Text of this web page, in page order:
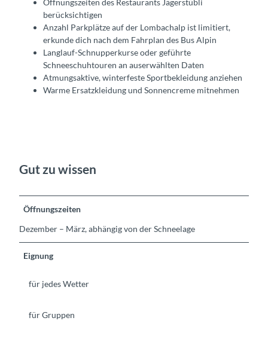
Öffnungszeiten des Restaurants Jägerstübli
berücksichtigen
Anzahl Parkplätze auf der Lombachalp ist limitiert,
erkunde dich nach dem Fahrplan des Bus Alpin
Langlauf-Schnupperkurse oder geführte
Schneeschuhtouren an auserwählten Daten
Atmungsaktive, winterfeste Sportbekleidung anziehen
Warme Ersatzkleidung und Sonnencreme mitnehmen
Gut zu wissen
Öffnungszeiten
Dezember – März, abhängig von der Schneelage
Eignung
für jedes Wetter
für Gruppen